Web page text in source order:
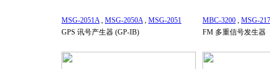
MSG-2051A, MSG-2050A, MSG-2051 MBC-3200 , MSG-
GPS 讯号产生器 (GP-IB)
FM 多重信号发生器